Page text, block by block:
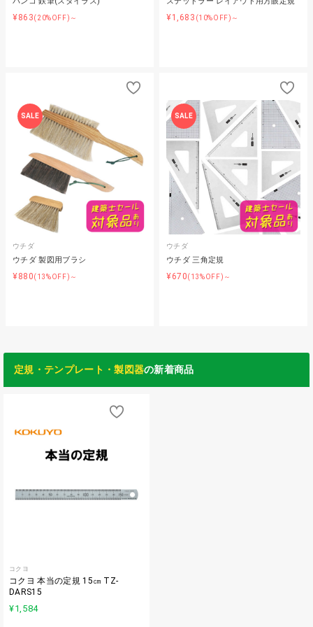
¥863(20%OFF)～ ¥1,683 (10%OFF)～
SALE
ウチダ
ウチダ 製図用ブラシ
¥880(13%OFF)～
SALE
ウチダ
ウチダ 三角定規
¥670(13%OFF)～
定規・テンプレート・製図器の新着商品
コクヨ
コクヨ 本当の定規 15㎝ TZ-
DARS15
¥1,584